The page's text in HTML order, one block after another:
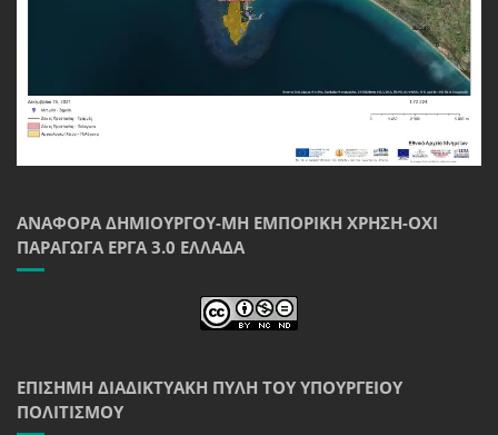
ΑΝΑΦΟΡΆ ΔΗΜΙΟΥΡΓΟΎ-ΜΗ ΕΜΠΟΡΙΚΉ ΧΡΉΣΗ-ΌΧΙ
ΠΑΡΆΓΩΓΑ ΈΡΓΑ 3.0 ΕΛΛΆΔΑ
ΕΠΊΣΗΜΗ ΔΙΑΔΙΚΤΥΑΚΉ ΠΎΛΗ ΤΟΥ ΥΠΟΥΡΓΕΊΟΥ
ΠΟΛΙΤΙΣΜΟΎ